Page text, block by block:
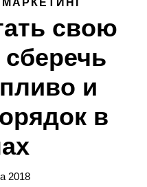
свою
и
в
2018